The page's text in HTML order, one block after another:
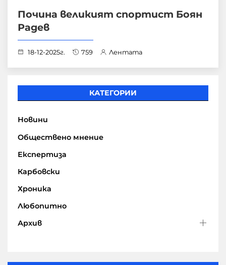
Почина великият спортист Боян
Радев
18-12-2025г. 759 Лентата
КАТЕГОРИИ
Новини
Обществено мнение
Експертиза
Карбовски
Хроника
Любопитно
Архив